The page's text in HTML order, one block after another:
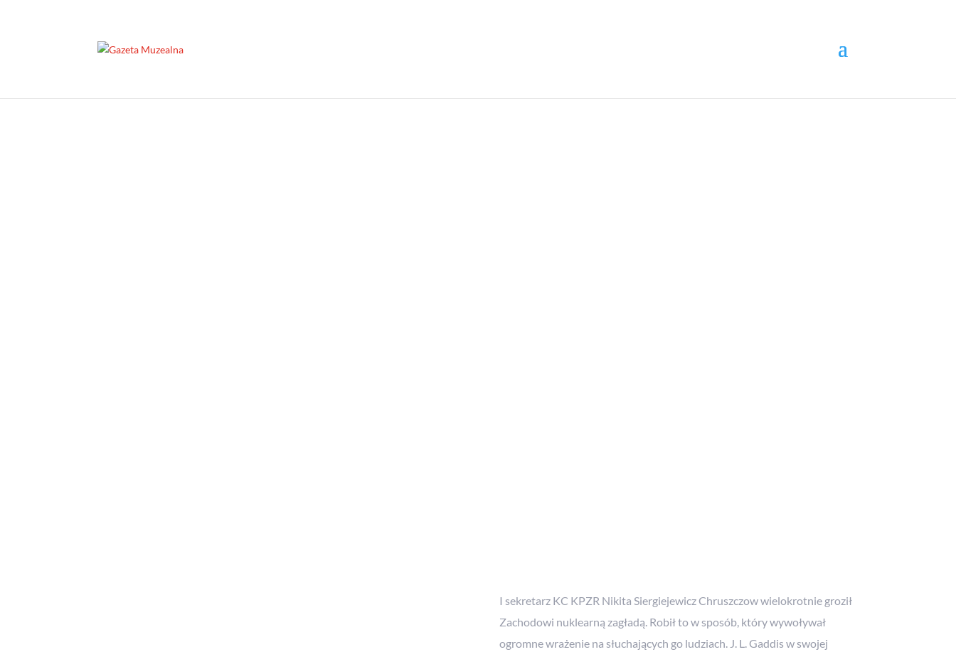
I sekretarz KC KPZR Nikita Siergiejewicz Chruszczow wielokrotnie groził
Zachodowi nuklearną zagładą. Robił to w sposób, który wywoływał
ogromne wrażenie na słuchających go ludziach. J. L. Gaddis w swojej